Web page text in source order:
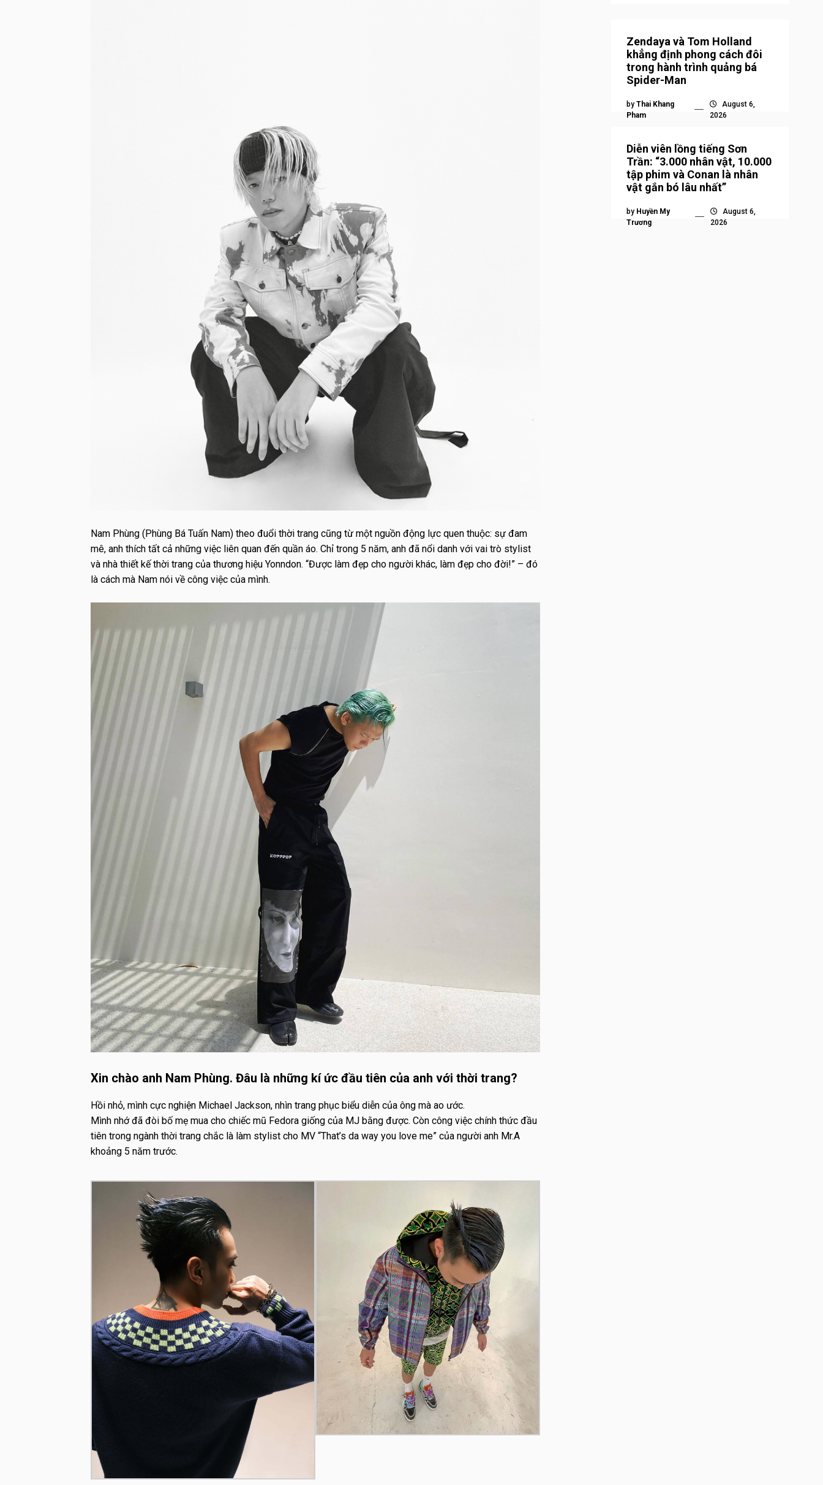
Nam Phùng (Phùng Bá Tuấn Nam) theo đuổi thời trang cũng từ một nguồn động lực quen thuộc: sự đam
mê, anh thích tất cả những việc liên quan đến quần áo. Chỉ trong 5 năm, anh đã nổi danh với vai trò stylist
và nhà thiết kế thời trang của thương hiệu Yonndon. “Được làm đẹp cho người khác, làm đẹp cho đời!” – đó
là cách mà Nam nói về công việc của mình.
Xin chào anh Nam Phùng. Đâu là những kí ức đầu tiên của anh với thời trang?
Hồi nhỏ, mình cực nghiện Michael Jackson, nhìn trang phục biểu diễn của ông mà ao ước.
Mình nhớ đã đòi bố mẹ mua cho chiếc mũ Fedora giống của MJ bằng được. Còn công việc chính thức đầu
tiên trong ngành thời trang chắc là làm stylist cho MV “That’s da way you love me” của người anh Mr.A
khoảng 5 năm trước.
Zendaya và Tom Holland
khẳng định phong cách đôi
trong hành trình quảng bá
Spider-Man
by Thai Khang
Pham
August 6,
2026
Diễn viên lồng tiếng Sơn
Trần: “3.000 nhân vật, 10.000
tập phim và Conan là nhân
vật gắn bó lâu nhất”
by Huyền My
Trương
August 6,
2026